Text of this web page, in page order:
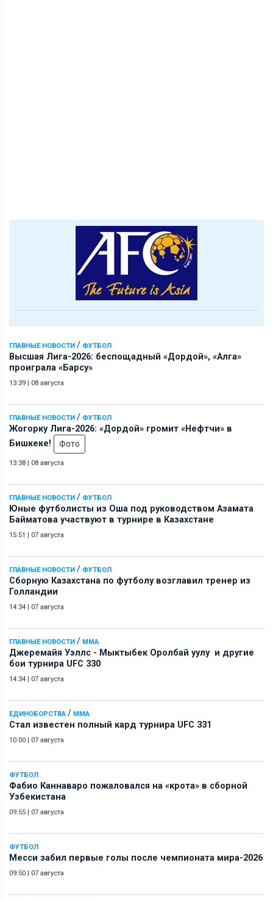
ГЛАВНЫЕ НОВОСТИ / ФУТБОЛ
Высшая Лига-2026: беспощадный «Дордой», «Алга»
проиграла «Барсу»
13:39 | 08 августа
ГЛАВНЫЕ НОВОСТИ / ФУТБОЛ
Жогорку Лига-2026: «Дордой» громит «Нефтчи» в
Бишкеке!
Фото
13:38 | 08 августа
ГЛАВНЫЕ НОВОСТИ / ФУТБОЛ
Юные футболисты из Оша под руководством Азамата
Байматова участвуют в турнире в Казахстане
15:51 | 07 августа
ГЛАВНЫЕ НОВОСТИ / ФУТБОЛ
Сборную Казахстана по футболу возглавил тренер из
Голландии
14:34 | 07 августа
ГЛАВНЫЕ НОВОСТИ / ММА
Джеремайя Уэллс - Мыктыбек Оролбай уулу и другие
бои турнира UFC 330
14:34 | 07 августа
ЕДИНОБОРСТВА / ММА
Стал известен полный кард турнира UFC 331
10:00 | 07 августа
ФУТБОЛ
Фабио Каннаваро пожаловался на «крота» в сборной
Узбекистана
09:55 | 07 августа
ФУТБОЛ
Месси забил первые голы после чемпионата мира-2026
09:50 | 07 августа